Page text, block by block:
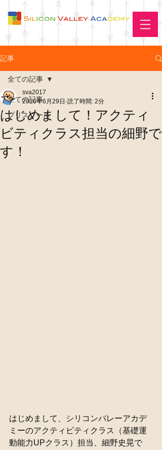
記事
全ての記事
プリスクール
全ての記事
はじめまして！アクティ
ビティクラス担当の細野で
す！
sva2017
2016年6月29日 読了時間: 2分
はじめまして、シリコンバレーアカデ
ミーのアクティビティクラス（基礎運
動能力UPクラス）担当、細野史晃で